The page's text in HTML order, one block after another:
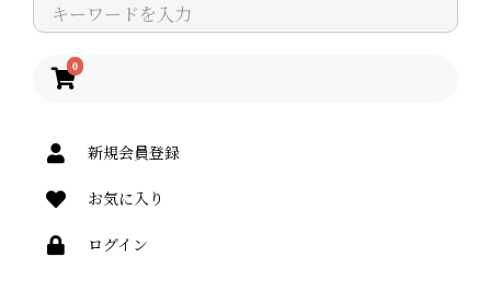
0
新規会員登録
お気に入り
ログイン